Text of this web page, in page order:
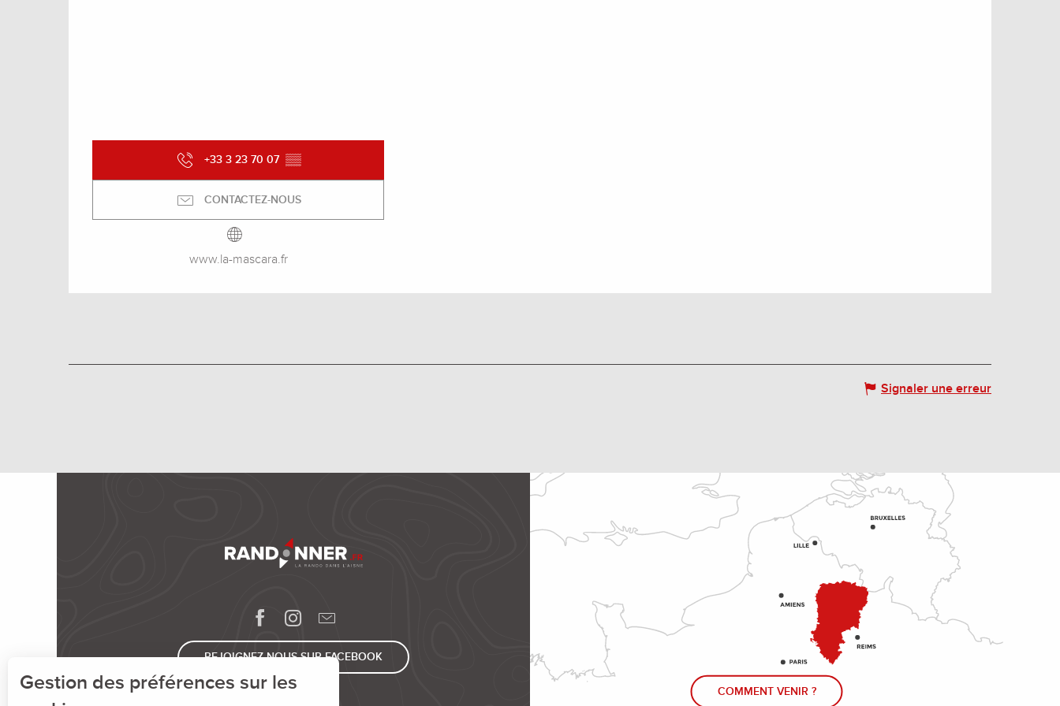
+33 3 23 70 07 ▒▒
CONTACTEZ-NOUS
www.la-mascara.fr
Signaler une erreur
REJOIGNEZ-NOUS SUR FACEBOOK
COMMENT VENIR ?
Gestion des préférences sur les